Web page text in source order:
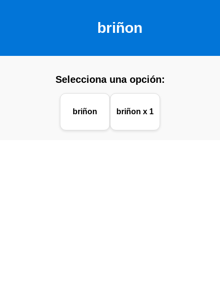
briñon
Selecciona una opción:
briñon briñon x 1